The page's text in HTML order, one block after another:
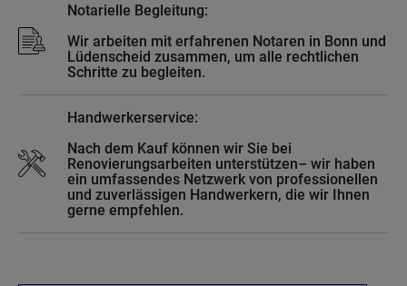
Notarielle Begleitung:
Wir arbeiten mit erfahrenen Notaren in Bonn und
Lüdenscheid zusammen, um alle rechtlichen
Schritte zu begleiten.
Handwerkerservice:
Nach dem Kauf können wir Sie bei
Renovierungsarbeiten unterstützen– wir haben
ein umfassendes Netzwerk von professionellen
und zuverlässigen Handwerkern, die wir Ihnen
gerne empfehlen.